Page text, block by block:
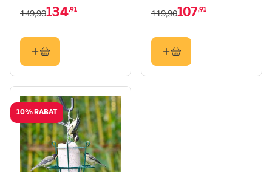
134,91
149,90 107,91
119,90
10% RABAT